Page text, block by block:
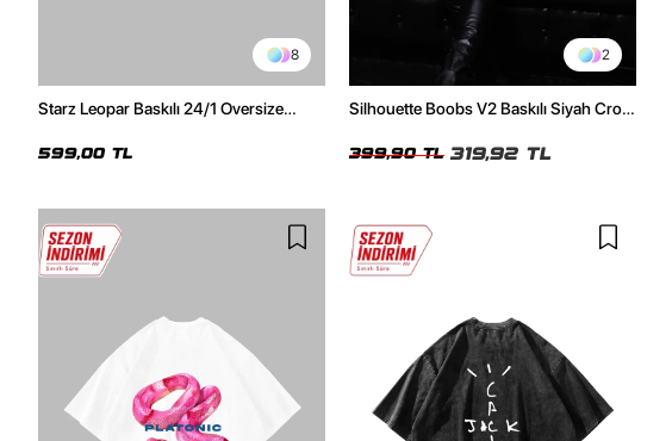
8
Starz Leopar Baskılı 24/1 Oversize
599,00 TL
2
Silhouette Boobs V2 Baskılı Siyah Crop
399,90 TL 319,92 TL